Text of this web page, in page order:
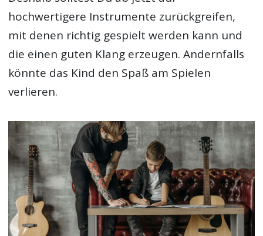
hochwertigere Instrumente zurückgreifen,
mit denen richtig gespielt werden kann und
die einen guten Klang erzeugen. Andernfalls
könnte das Kind den Spaß am Spielen
verlieren.